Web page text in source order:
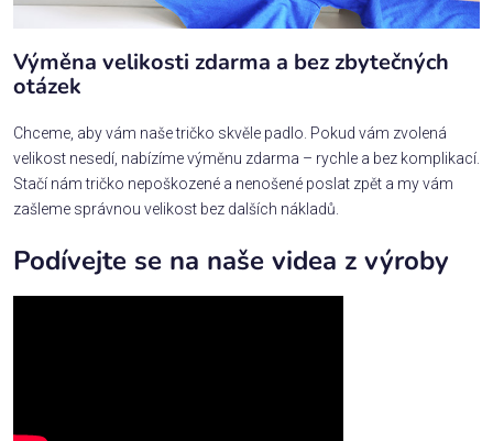
Výměna velikosti zdarma a bez zbytečných
otázek
Chceme, aby vám naše tričko skvěle padlo. Pokud vám zvolená
velikost nesedí, nabízíme výměnu zdarma – rychle a bez komplikací.
Stačí nám tričko nepoškozené a nenošené poslat zpět a my vám
zašleme správnou velikost bez dalších nákladů.
Podívejte se na naše videa z výroby